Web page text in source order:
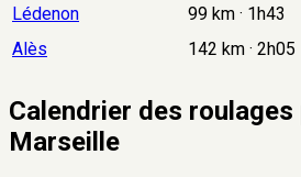
Lédenon
99 km · 1h43
Alès
142 km · 2h05
Calendrier des roulages
Marseille